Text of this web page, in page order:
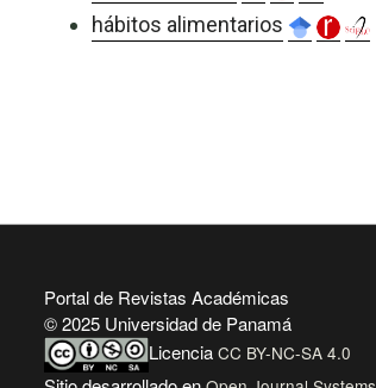
hábitos alimentarios
Portal de Revistas Académicas
© 2025 Universidad de Panamá
Licencia CC BY-NC-SA 4.0